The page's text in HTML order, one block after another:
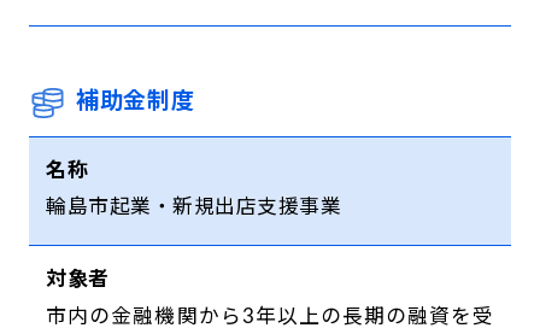
補助金制度
名称
輪島市起業・新規出店支援事業
対象者
市内の金融機関から3年以上の長期の融資を受